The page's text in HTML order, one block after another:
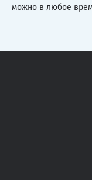
можно в любое